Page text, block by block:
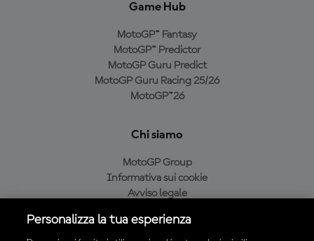
Game Hub
MotoGP™ Fantasy
MotoGP™ Predictor
MotoGP Guru Predict
MotoGP Guru Racing 25/26
MotoGP™26
Chi siamo
MotoGP Group
Informativa sui cookie
Avviso legale
Condizioni di acquisto
Personalizza la tua esperienza